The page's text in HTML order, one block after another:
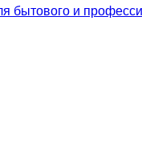
бытового и